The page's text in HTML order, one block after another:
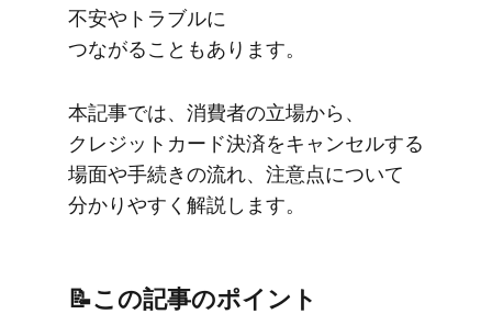
不安や​トラブルに​
つながることもあります。
本記事では、​消費者の​立場から、​
クレジットカード決済を​キャンセルする​
場面や​手続きの​流れ、​注意点に​ついて​
分かりやすく​解説します。
📝この​記事の​ポイント